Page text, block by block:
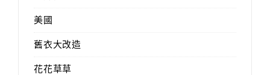
美國
舊衣大改造
花花草草